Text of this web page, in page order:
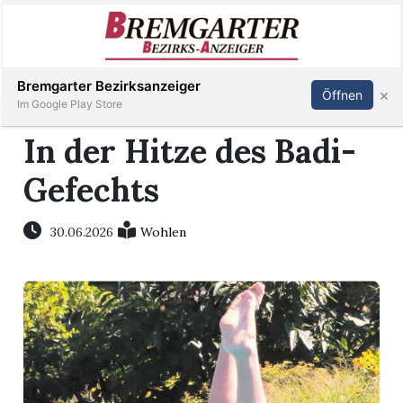
Immobilien
Veranstaltungen
Stellen
E-
Paper
Newsletter
Inserieren Abonnieren Anmelden
In der Hitze des Badi-
Gefechts
30.06.2026 Wohlen
Bremgarter Bezirksanzeiger
Im Google Play Store
Öffnen ×